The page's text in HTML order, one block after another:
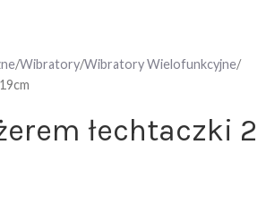
Wibratory Wibratory Wielofunkcyjne
łechtaczki 2